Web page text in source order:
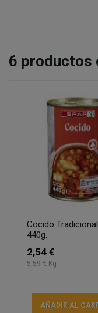
6 productos
Cocido
440g.
2,54 €
5,59 € Kg
AÑADIR AL